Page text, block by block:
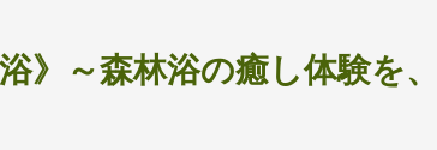
》～森林浴の癒し体験を、